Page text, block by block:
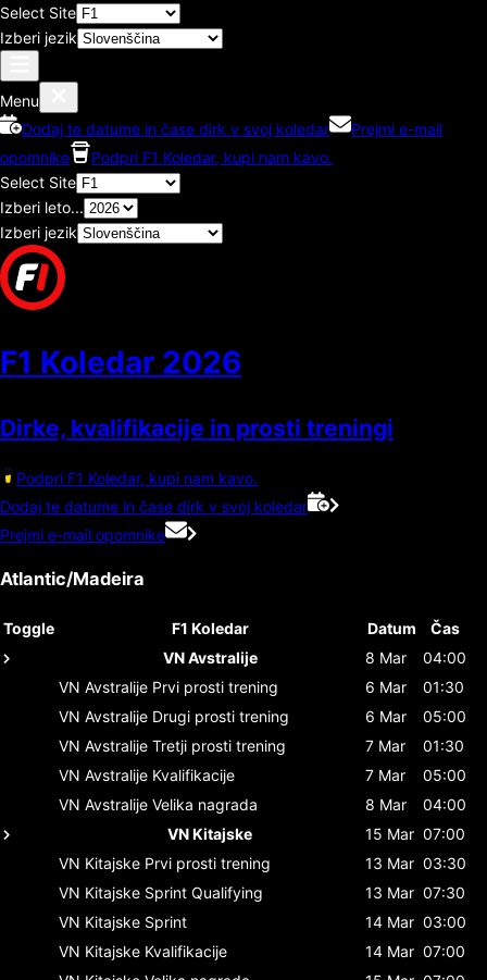
Select Site
Izberi jezik
Menu
Dodaj te datume in čase dirk v svoj koledar
Prejmi e-mail
opomnike
Podpri F1 Koledar, kupi nam kavo.
Select Site
Izberi leto...
Izberi jezik
F1 Koledar 2026
Dirke, kvalifikacije in prosti treningi
Podpri F1 Koledar, kupi nam kavo.
Dodaj te datume in čase dirk v svoj koledar
Prejmi e-mail opomnike
Atlantic/Madeira
Toggle F1 Koledar Datum
Čas
VN Avstralije
8 Mar
04:00
VN Avstralije Prvi prosti trening 6 Mar
01:30
VN Avstralije Drugi prosti trening 6 Mar
05:00
VN Avstralije Tretji prosti trening 7 Mar
01:30
VN Avstralije Kvalifikacije 7 Mar
05:00
VN Avstralije Velika nagrada 8 Mar
04:00
VN Kitajske
15 Mar 07:00
VN Kitajske Prvi prosti trening 13 Mar 03:30
VN Kitajske Sprint Qualifying 13 Mar 07:30
VN Kitajske Sprint 14 Mar 03:00
VN Kitajske Kvalifikacije 14 Mar 07:00